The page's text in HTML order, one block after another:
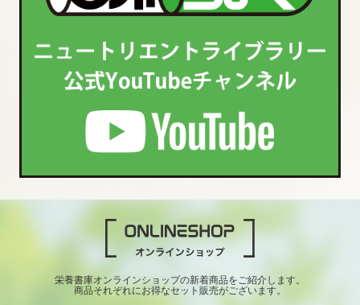
栄養書庫オンラインショップの新着商品をご紹介します。
商品それぞれにお得なセット販売がございます。